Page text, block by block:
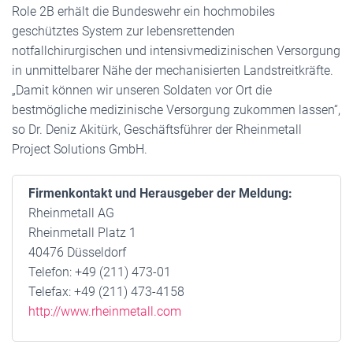
Role 2B erhält die Bundeswehr ein hochmobiles
geschütztes System zur lebensrettenden
notfallchirurgischen und intensivmedizinischen Versorgung
in unmittelbarer Nähe der mechanisierten Landstreitkräfte.
„Damit können wir unseren Soldaten vor Ort die
bestmögliche medizinische Versorgung zukommen lassen“,
so Dr. Deniz Akitürk, Geschäftsführer der Rheinmetall
Project Solutions GmbH.
Firmenkontakt und Herausgeber der Meldung:
Rheinmetall AG
Rheinmetall Platz 1
40476 Düsseldorf
Telefon: +49 (211) 473-01
Telefax: +49 (211) 473-4158
http://www.rheinmetall.com